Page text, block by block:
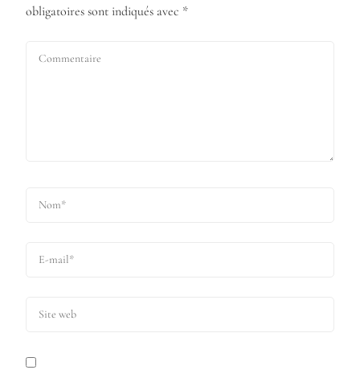
obligatoires sont indiqués avec *